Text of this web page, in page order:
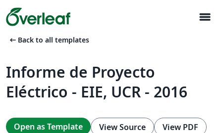
menu
arrow_left_alt Back to all templates
Informe de Proyecto
Eléctrico - EIE, UCR - 2016
Open as Template View Source View PDF